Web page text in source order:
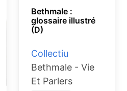
Bethmale :
glossaire illustré
(D)
Collectiu
Bethmale - Vie
Et Parlers